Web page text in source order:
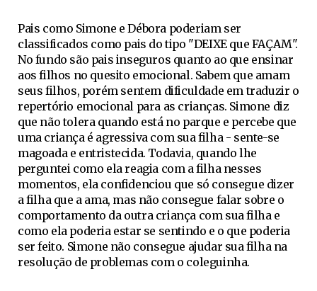
Pais como Simone e Débora poderiam ser
classificados como pais do tipo "DEIXE que FAÇAM".
No fundo são pais inseguros quanto ao que ensinar
aos filhos no quesito emocional. Sabem que amam
seus filhos, porém sentem dificuldade em traduzir o
repertório emocional para as crianças. Simone diz
que não tolera quando está no parque e percebe que
uma criança é agressiva com sua filha - sente-se
magoada e entristecida. Todavia, quando lhe
perguntei como ela reagia com a filha nesses
momentos, ela confidenciou que só consegue dizer
a filha que a ama, mas não consegue falar sobre o
comportamento da outra criança com sua filha e
como ela poderia estar se sentindo e o que poderia
ser feito. Simone não consegue ajudar sua filha na
resolução de problemas com o coleguinha.